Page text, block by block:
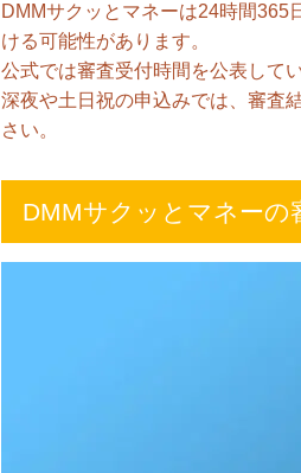
DMMサクッとマネーは24時間365
ける可能性があります。
公式では審査受付時間を公表して
深夜や土日祝の申込みでは、審査
さい。
DMMサクッとマネーの